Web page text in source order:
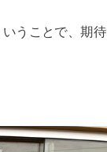
うことで、期待